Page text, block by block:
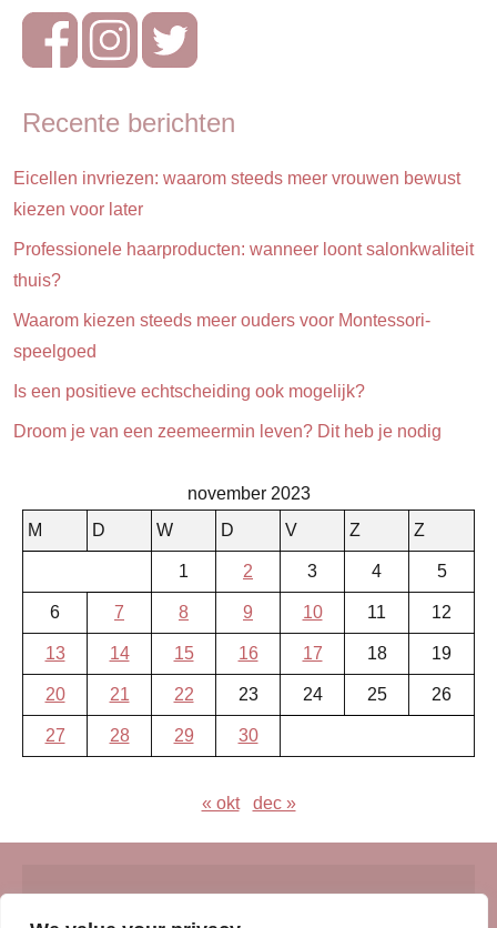
Ontwikkeling
& verzorging
& verzorging
Recente berichten
Eicellen invriezen: waarom steeds meer vrouwen bewust
kiezen voor later
Professionele haarproducten: wanneer loont salonkwaliteit
thuis?
Waarom kiezen steeds meer ouders voor Montessori-
speelgoed
Is een positieve echtscheiding ook mogelijk?
Droom je van een zeemeermin leven? Dit heb je nodig
november 2023
M
D W D V Z Z
1 2 3 4 5
6 7 8 9 10 11 12
13 14 15 16 17 18 19
20 21 22 23 24 25 26
27 28 29 30
« okt dec »